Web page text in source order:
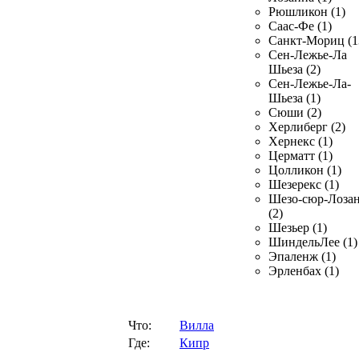
Рюшликон (1)
Саас-Фе (1)
Санкт-Мориц
Сен-Лежье-Ла
Шьеза (2)
Сен-Лежье-Ла-
Шьеза (1)
Сюши (2)
Херлиберг (2)
Хернекс (1)
Церматт (1)
Цолликон (1)
Шезерекс (1)
Шезо-сюр-
(2)
Шезьер (1)
ШиндельЛее (1)
Эпаленж (1)
Эрленбах (1)
Что:
Вилла
Где:
Кипр